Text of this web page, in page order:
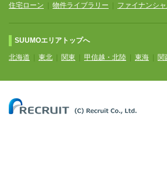
住宅ローン
物件ライブラリー ファイナンシ
SUUMOエリアトップへ
北海道 東北 関東 甲信越・北陸 東海 関